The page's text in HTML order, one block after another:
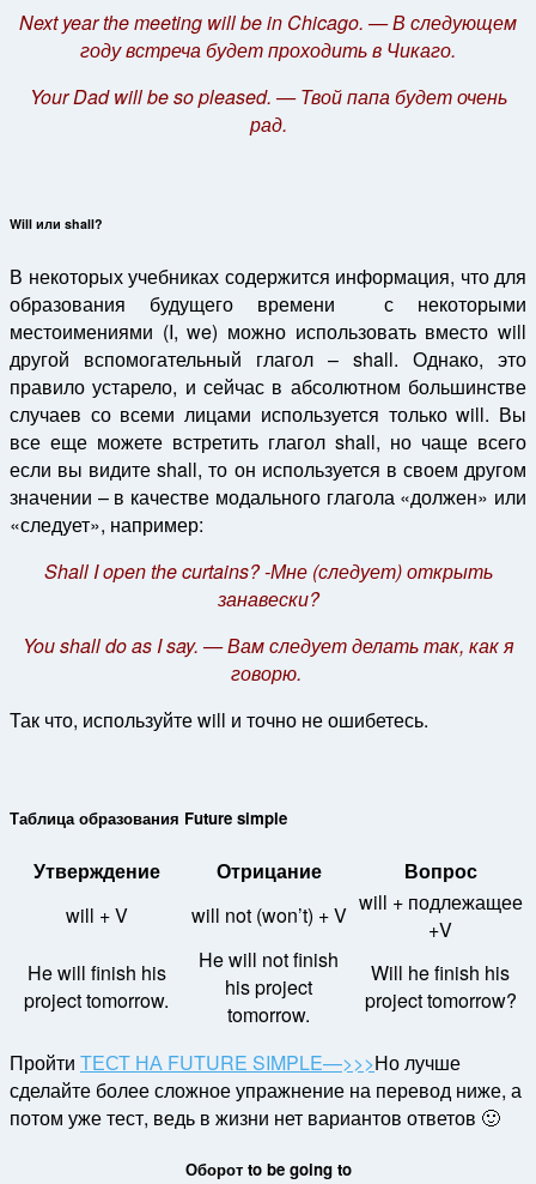
Next year the meeting will be in Chicago. — В следующем
году встреча будет проходить в Чикаго.
Your Dad will be so pleased. — Твой папа будет очень
рад.
Will или shall?
В некоторых учебниках содержится информация, что для
образования будущего времени с некоторыми
местоимениями (I, we) можно использовать вместо will
другой вспомогательный глагол – shall. Однако, это
правило устарело, и сейчас в абсолютном большинстве
случаев со всеми лицами используется только will. Вы
все еще можете встретить глагол shall, но чаще всего
если вы видите shall, то он используется в своем другом
значении – в качестве модального глагола «должен» или
«следует», например:
Shall I open the curtains? -Мне (следует) открыть
занавески?
You shall do as I say. — Вам следует делать так, как я
говорю.
Так что, используйте will и точно не ошибетесь.
Таблица образования Future simple
Утверждение Отрицание
Вопрос
will + V
will not (won’t) + V will + подлежащее
+V
He will finish his
project tomorrow.
He will not finish
his project
tomorrow.
Will he finish his
project tomorrow?
Пройти ТЕСТ НА FUTURE SIMPLE—>>>Но лучше
сделайте более сложное упражнение на перевод ниже, а
потом уже тест, ведь в жизни нет вариантов ответов 🙂
Оборот to be going to